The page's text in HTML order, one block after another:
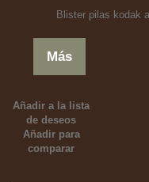
Blister pilas kodak
Más
Añadir a la lista
de deseos
Añadir para
comparar